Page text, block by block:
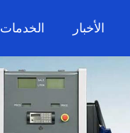
الأخبار الخدمات